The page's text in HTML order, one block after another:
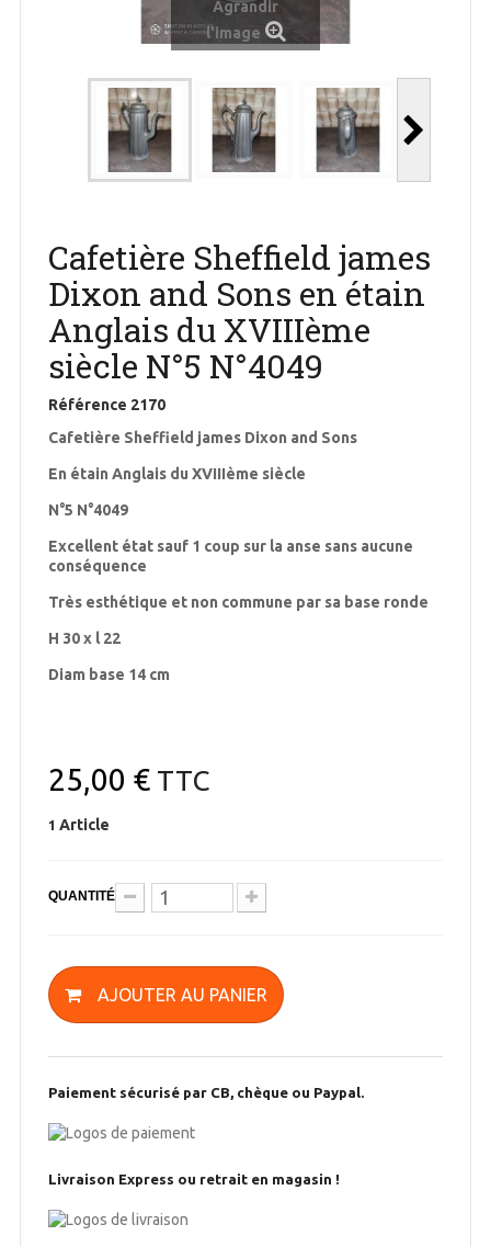
Agrandir
l'image
Cafetière Sheffield james
Dixon and Sons en étain
Anglais du XVIIIème
siècle N°5 N°4049
Référence 2170
Cafetière Sheffield james Dixon and Sons
En étain Anglais du XVIIIème siècle
N°5 N°4049
Excellent état sauf 1 coup sur la anse sans aucune
conséquence
Très esthétique et non commune par sa base ronde
H 30 x l 22
Diam base 14 cm
25,00 €TTC
1 Article
QUANTITÉ
AJOUTER AU PANIER
Paiement sécurisé par CB, chèque ou Paypal.
Livraison Express ou retrait en magasin !